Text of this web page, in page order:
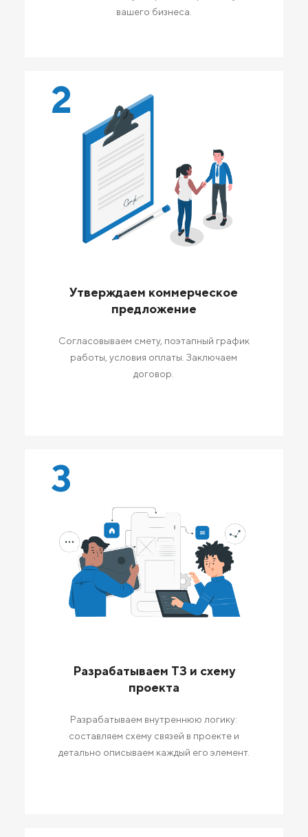
вашего бизнеса.
2
Утверждаем коммерческое
предложение
Согласовываем смету, поэтапный график
работы, условия оплаты. Заключаем
договор.
3
Разрабатываем ТЗ и схему
проекта
Разрабатываем внутреннюю логику:
составляем схему связей в проекте и
детально описываем каждый его элемент.